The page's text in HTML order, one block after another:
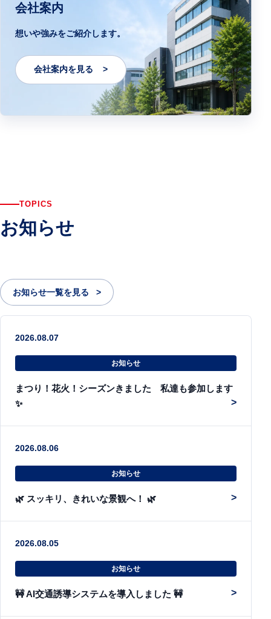
会社案内
想いや強みをご紹介します。
会社案内を見る
TOPICS
お知らせ
お知らせ一覧を見る
2026.08.07
お知らせ
まつり！花火！シーズンきました 私達も参加します
✨
2026.08.06
お知らせ
🌿 スッキリ、きれいな景観へ！ 🌿
2026.08.05
お知らせ
🚧 AI交通誘導システムを導入しました 🚧